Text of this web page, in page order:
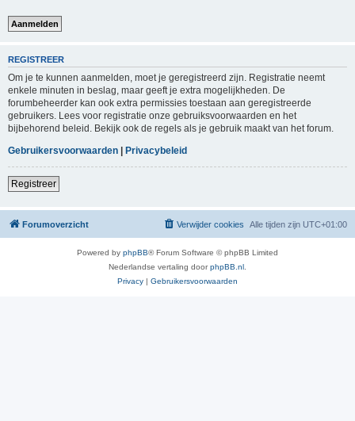
REGISTREER
Om je te kunnen aanmelden, moet je geregistreerd zijn. Registratie neemt
enkele minuten in beslag, maar geeft je extra mogelijkheden. De
forumbeheerder kan ook extra permissies toestaan aan geregistreerde
gebruikers. Lees voor registratie onze gebruiksvoorwaarden en het
bijbehorend beleid. Bekijk ook de regels als je gebruik maakt van het forum.
Gebruikersvoorwaarden | Privacybeleid
Registreer
Forumoverzicht Alle tijden zijn UTC+01:00
Verwijder cookies
Powered by phpBB® Forum Software © phpBB Limited
Nederlandse vertaling doorphpBB.nl
Privacy | Gebruikersvoorwaarden